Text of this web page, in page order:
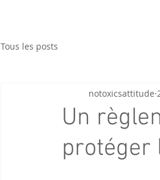
Tous les posts
Un
protéger
notoxicsattitude